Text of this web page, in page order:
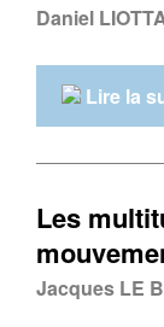
Daniel
Lire la
Les
Jacques LE